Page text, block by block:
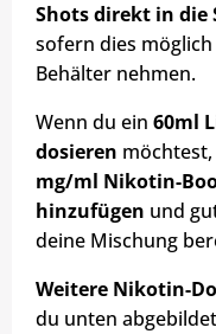
Shots direkt in die
sofern dies
Behälter nehmen.
Wenn du ein 60ml
dosieren
mg/ml Nikotin-
hinzufügen und
deine Mischung
Weitere Nikotin-
du unten